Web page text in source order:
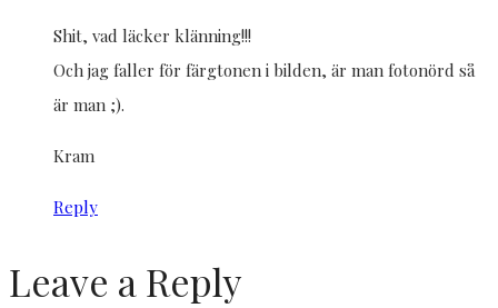
Shit, vad läcker klänning!!!
Och jag faller för färgtonen i bilden, är man fotonörd så
är man ;).
Kram
Reply
Leave a Reply